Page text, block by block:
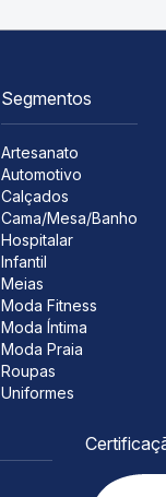
Segmentos
Artesanato
Automotivo
Calçados
Cama/Mesa/Banho
Hospitalar
Infantil
Meias
Moda Fitness
Moda Íntima
Moda Praia
Roupas
Uniformes